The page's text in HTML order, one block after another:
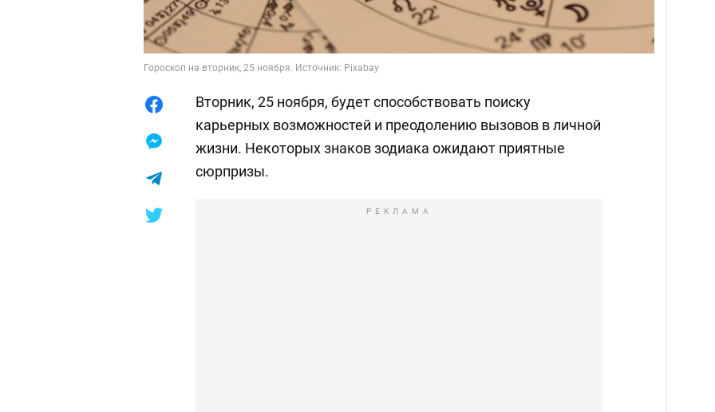
Гороскоп на вторник, 25 ноября. Источник: Pixabay
Вторник, 25 ноября, будет способствовать поиску
карьерных возможностей и преодолению вызовов в личной
жизни. Некоторых знаков зодиака ожидают приятные
сюрпризы.
РЕКЛАМА